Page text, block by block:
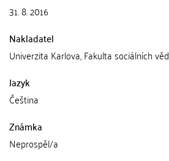
31. 8. 2016
Nakladatel
Univerzita Karlova, Fakulta sociálních věd
Jazyk
Čeština
Známka
Neprospěl/a